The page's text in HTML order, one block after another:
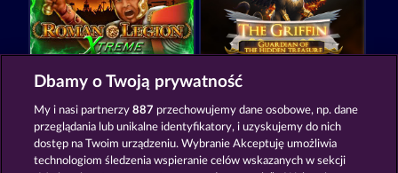
Roman Legion Xtreme The Griffin
Dbamy o Twoją prywatność
My i nasi partnerzy887 przechowujemy dane osobowe, np. dane
przeglądania lub unikalne identyfikatory, i uzyskujemy do nich
dostęp na Twoim urządzeniu. Wybranie Akceptuję umożliwia
technologiom śledzenia wspieranie celów wskazanych w sekcji